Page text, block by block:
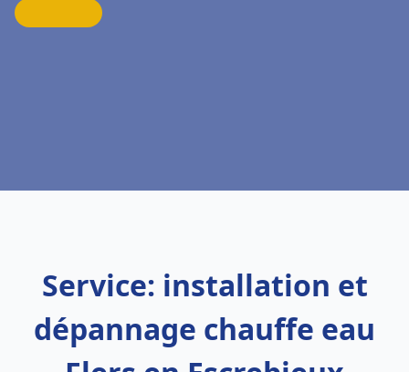
Service: installation et
dépannage chauffe eau